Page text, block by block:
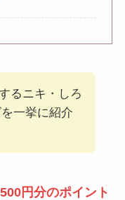
るニキ・しろ
一挙に紹介
円分のポイント